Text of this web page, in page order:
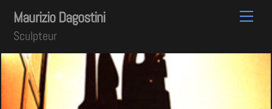
Skip
content
Maurizio Dagostini
Sculpteur